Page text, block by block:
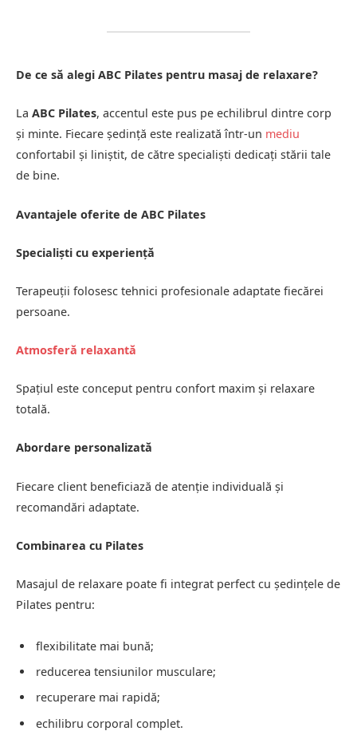
De ce să alegi ABC Pilates pentru masaj de relaxare?
La ABC Pilates, accentul este pus pe echilibrul dintre corp
și minte. Fiecare ședință este realizată într-un mediu
confortabil și liniștit, de către specialiști dedicați stării tale
de bine.
Avantajele oferite de ABC Pilates
Specialiști cu experiență
Terapeuții folosesc tehnici profesionale adaptate fiecărei
persoane.
Atmosferă relaxantă
Spațiul este conceput pentru confort maxim și relaxare
totală.
Abordare personalizată
Fiecare client beneficiază de atenție individuală și
recomandări adaptate.
Combinarea cu Pilates
Masajul de relaxare poate fi integrat perfect cu ședințele de
Pilates pentru:
flexibilitate mai bună;
reducerea tensiunilor musculare;
recuperare mai rapidă;
echilibru corporal complet.